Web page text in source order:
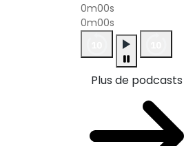
0m00s
0m00s
Plus de podcasts